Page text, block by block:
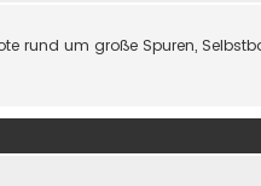
rund um große Spuren,